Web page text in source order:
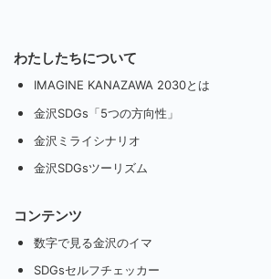
わたしたちについて
IMAGINE KANAZAWA 2030とは
金沢SDGs「5つの方向性」
金沢ミライシナリオ
金沢SDGsツーリズム
コンテンツ
数字で見る金沢のイマ
SDGsセルフチェッカー